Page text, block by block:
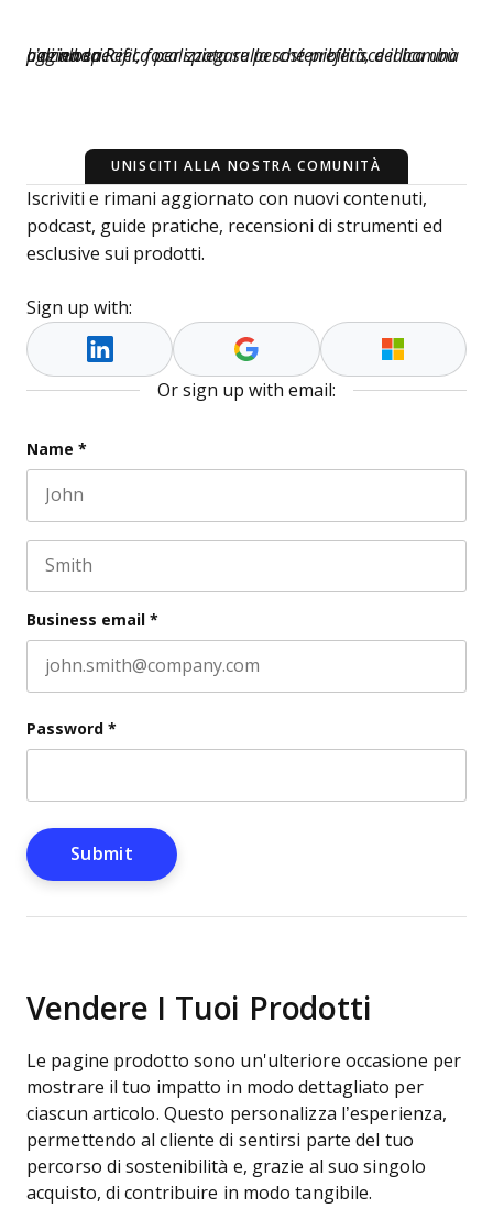
L’azienda Reel, focalizzata sulla sostenibilità, dedica una pagina specifica per spiegare perché preferisce il bambù agli alberi.
UNISCITI ALLA NOSTRA COMUNITÀ
Iscriviti e rimani aggiornato con nuovi contenuti,
podcast, guide pratiche, recensioni di strumenti ed
esclusive sui prodotti.
Sign up with:
Or sign up with email:
Phone
This field is for validation purposes and should be
Name *
Business email *
Password *
Vendere I Tuoi Prodotti
Le pagine prodotto sono un'ulteriore occasione per
mostrare il tuo impatto in modo dettagliato per
ciascun articolo. Questo personalizza l’esperienza,
permettendo al cliente di sentirsi parte del tuo
percorso di sostenibilità e, grazie al suo singolo
acquisto, di contribuire in modo tangibile.